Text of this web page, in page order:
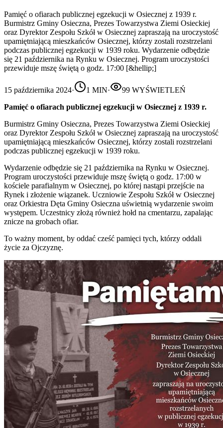
Pamięć o ofiarach publicznej egzekucji w Osiecznej z 1939 r.
Burmistrz Gminy Osieczna, Prezes Towarzystwa Ziemi Osieckiej
oraz Dyrektor Zespołu Szkół w Osiecznej zapraszają na uroczystość
upamiętniającą mieszkańców Osiecznej, którzy zostali rozstrzelani
podczas publicznej egzekucji w 1939 roku. Wydarzenie odbędzie
się 21 października na Rynku w Osiecznej. Program uroczystości
przewiduje mszę świętą o godz. 17:00 [&hellip;]
15 października 2024· 1 MIN· 99 WYŚWIETLEŃ
Pamięć o ofiarach publicznej egzekucji w Osiecznej z 1939 r.
Burmistrz Gminy Osieczna, Prezes Towarzystwa Ziemi Osieckiej
oraz Dyrektor Zespołu Szkół w Osiecznej zapraszają na uroczystość
upamiętniającą mieszkańców Osiecznej, którzy zostali rozstrzelani
podczas publicznej egzekucji w 1939 roku.
Wydarzenie odbędzie się 21 października na Rynku w Osiecznej.
Program uroczystości przewiduje mszę świętą o godz. 17:00 w
kościele parafialnym w Osiecznej, po której nastąpi przejście na
Rynek i złożenie wiązanek. Uczniowie Zespołu Szkół w Osiecznej
oraz Orkiestra Dęta Gminy Osieczna uświetnią wydarzenie swoim
występem. Uczestnicy złożą również hołd na cmentarzu, zapalając
znicze na grobach ofiar.
To ważny moment, by oddać cześć pamięci tych, którzy oddali
życie za Ojczyznę.